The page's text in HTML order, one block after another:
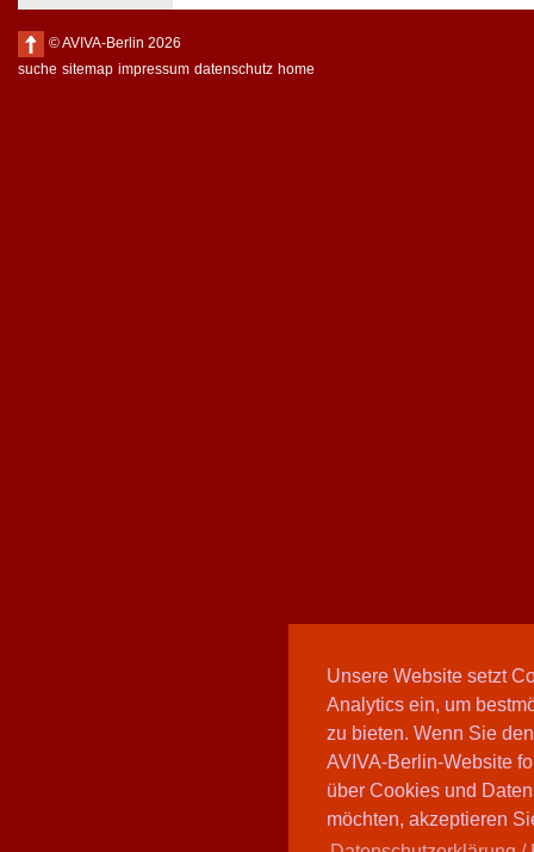
Unsere Website setzt
Analytics ein, um
zu bieten. Wenn Sie
AVIVA-Berlin-Website
über Cookies und
möchten, akzeptieren
© AVIVA-Berlin 2026
suche sitemap impressum datenschutz home